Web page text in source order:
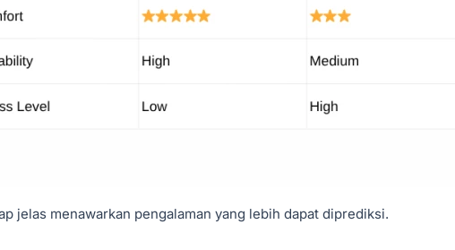
jelas menawarkan pengalaman yang lebih dapat diprediksi.